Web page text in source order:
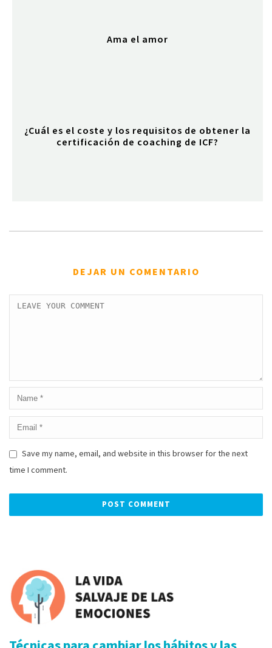
Ama el amor
¿Cuál es el coste y los requisitos de obtener la
certificación de coaching de ICF?
DEJAR UN COMENTARIO
Save my name, email, and website in this browser for the next
time I comment.